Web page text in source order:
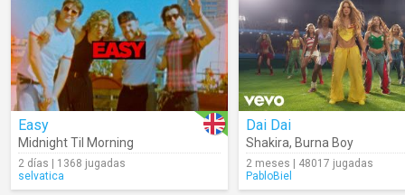
Easy
Midnight Til Morning
2 días | 1368 jugadas
selvatica
Dai Dai
Shakira, Burna Boy
2 meses | 48017 jugadas
PabloBiel